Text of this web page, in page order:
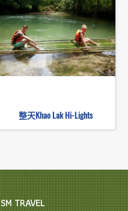
整天Khao Lak Hi-Lights
TRAVEL